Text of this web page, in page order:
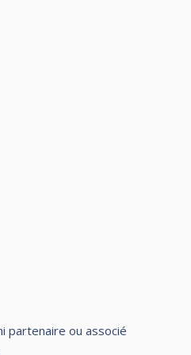
partenaire ou associé